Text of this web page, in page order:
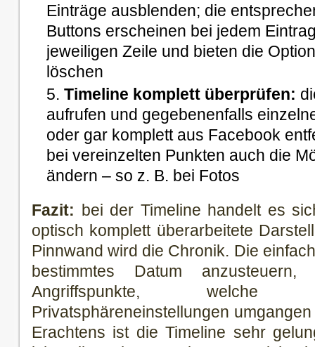
Einträge ausblenden; die
Buttons erscheinen bei jedem
jeweiligen Zeile und bieten die
löschen
Timeline komplett überprüfen:
aufrufen und gegebenenfalls
oder gar komplett aus Facebook
bei vereinzelten Punkten auch die
ändern – so z. B. bei Fotos
Fazit: bei der Timeline handelt es
optisch komplett überarbeitete
Pinnwand wird die Chronik. Die
bestimmtes Datum
Angriffspunkte,
Privatsphäreneinstellungen
Erachtens ist die Timeline sehr